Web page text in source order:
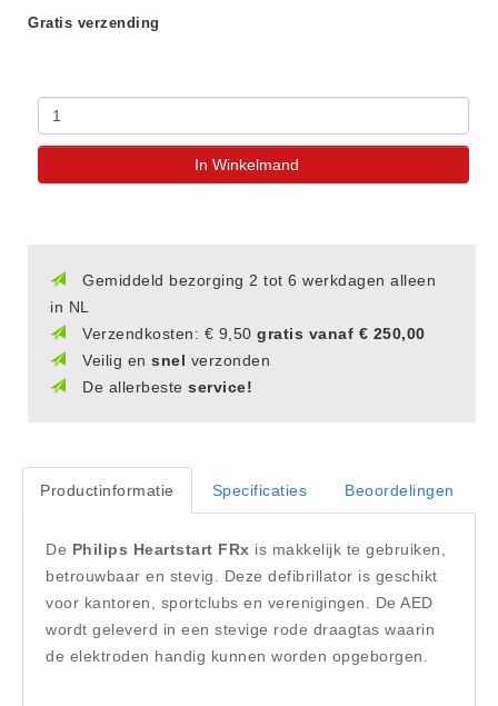
(20)
AED apparaten (11)
ACTIE
AED apparaten (11)
AED batterijen (12)
AED binnen - buiten kasten (11)
AED elektroden (18)
AED trainers (14)
BHV kasten (5)
BHV Kleding
BHV middelen
Gratis verzending
In Winkelmand
Gemiddeld bezorging 2 tot 6 werkdagen alleen
in NL
Verzendkosten: € 9,50 gratis vanaf € 250,00
Veilig en snel verzonden
De allerbeste service!
Productinformatie Specificaties Beoordelingen
De Philips Heartstart FRx is makkelijk te gebruiken,
betrouwbaar en stevig. Deze defibrillator is geschikt
voor kantoren, sportclubs en verenigingen. De AED
wordt geleverd in een stevige rode draagtas waarin
de elektroden handig kunnen worden opgeborgen.